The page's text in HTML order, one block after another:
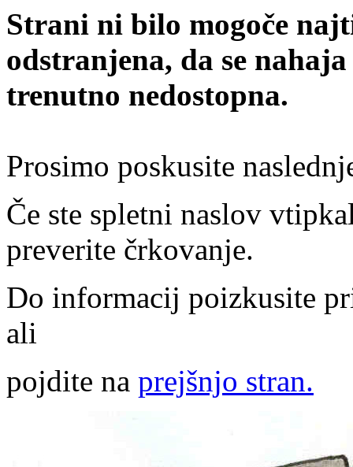
Strani ni bilo mogoče
odstranjena, da se
trenutno nedostopna.
Prosimo poskusite
Če ste spletni naslov
preverite črkovanje.
Do informacij poizkusite
ali
pojdite na prejšnjo stran.